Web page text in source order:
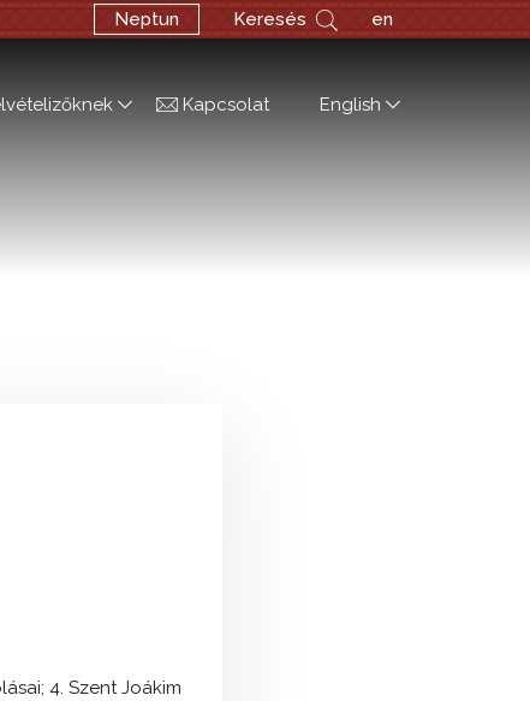
Neptun Keresés en
Kapcsolat English
4. Szent Joákim